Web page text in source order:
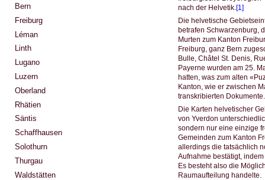
e
nach der Helvetik. [1]
Die helvetische
betrafen Schwarzenburg,
Murten zum Kanton
Freiburg, ganz Bern
Bulle, Châtel St. Denis,
Payerne wurden am 25.
hatten, was zum alten
Kanton, wie er zwischen
transkribierten Dokumente.
Die Karten helvetischer
von Yverdon
sondern nur eine einzige
Gemeinden zum Kanton
allerdings die tatsächlich
Aufnahme bestätigt,
Es besteht also die
Raumaufteilung handelte.
Bern
Freiburg
Léman
Linth
Lugano
Luzern
Oberland
Rhätien
Säntis
Schaffhausen
Solothurn
Thurgau
Waldstätten